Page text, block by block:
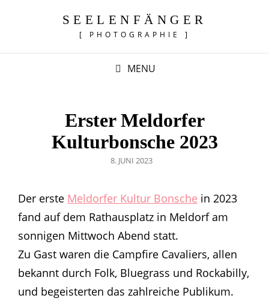
SEELENFÄNGER
[ PHOTOGRAPHIE ]
MENU
Erster Meldorfer
Kulturbonsche 2023
POSTED
8. JUNI 2023
Der erste Meldorfer Kultur Bonsche in 2023
fand auf dem Rathausplatz in Meldorf am
sonnigen Mittwoch Abend statt.
Zu Gast waren die Campfire Cavaliers, allen
bekannt durch Folk, Bluegrass und Rockabilly,
und begeisterten das zahlreiche Publikum.